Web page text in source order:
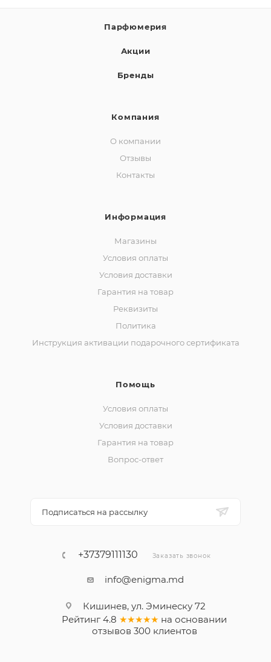
Парфюмерия
Акции
Бренды
Компания
О компании
Отзывы
Контакты
Информация
Магазины
Условия оплаты
Условия доставки
Гарантия на товар
Реквизиты
Политика
Инструкция активации подарочного сертификата
Помощь
Условия оплаты
Условия доставки
Гарантия на товар
Вопрос-ответ
Подписаться на рассылку
+37379111130 Заказать звонок
info@enigma.md
Кишинев, ул. Эминеску 72
Рейтинг 4.8 ★★★★★ на основании
отзывов 300клиентов